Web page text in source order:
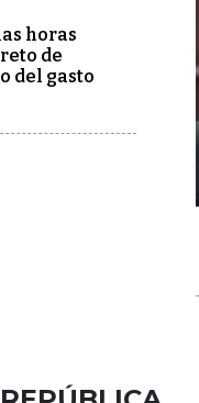
horas
de
del gasto